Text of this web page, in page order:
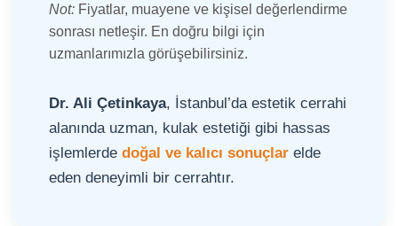
Not: Fiyatlar, muayene ve kişisel değerlendirme
sonrası netleşir. En doğru bilgi için
uzmanlarımızla görüşebilirsiniz.
Dr. Ali Çetinkaya, İstanbul’da estetik cerrahi
alanında uzman, kulak estetiği gibi hassas
işlemlerde doğal ve kalıcı sonuçlar elde
eden deneyimli bir cerrahtır.